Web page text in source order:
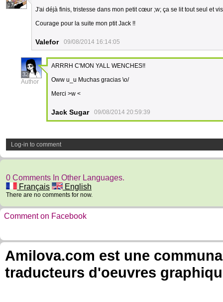
17
J'ai déjà finis, tristesse dans mon petit cœur ;w; ça se lit tout seul et
Courage pour la suite mon ptit Jack !!
Valefor 09/08/2014 16:14:05
32
Author
ARRRH C'MON YALL WENCHES!!
Oww u_u Muchas gracias \o/
Merci >w <
Jack Sugar 09/08/2014 20:59:39
Log-in to comment
0 Comments In Other Languages.
Français
English
There are no comments for now.
Comment on Facebook
Amilova.com est une
traducteurs d'oeuvres